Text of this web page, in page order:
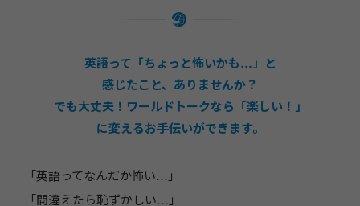
英語って「ちょっと怖いかも…」と
感じたこと、ありませんか？
でも大丈夫！ワールドトークなら「楽しい！」
に変えるお手伝いができます。
「英語ってなんだか怖い…」
「間違えたら恥ずかしい…」